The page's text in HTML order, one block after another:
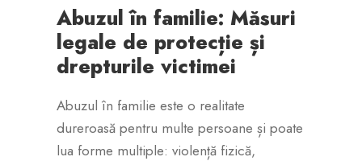
Abuzul în familie: Măsuri
legale de protecție și
drepturile victimei
Abuzul în familie este o realitate
dureroasă pentru multe persoane și poate
lua forme multiple: violență fizică,